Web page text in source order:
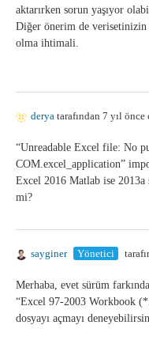
aktarırken sorun yaşıyor
Diğer önerim de
olma ihtimali.
derya tarafından 7 yıl önce
“Unreadable Excel file: No
COM.excel_application”
Excel 2016 Matlab ise
mi?
sayginer Yönetici
Merhaba, evet sürüm
“Excel 97-2003 Workbook
dosyayı açmayı